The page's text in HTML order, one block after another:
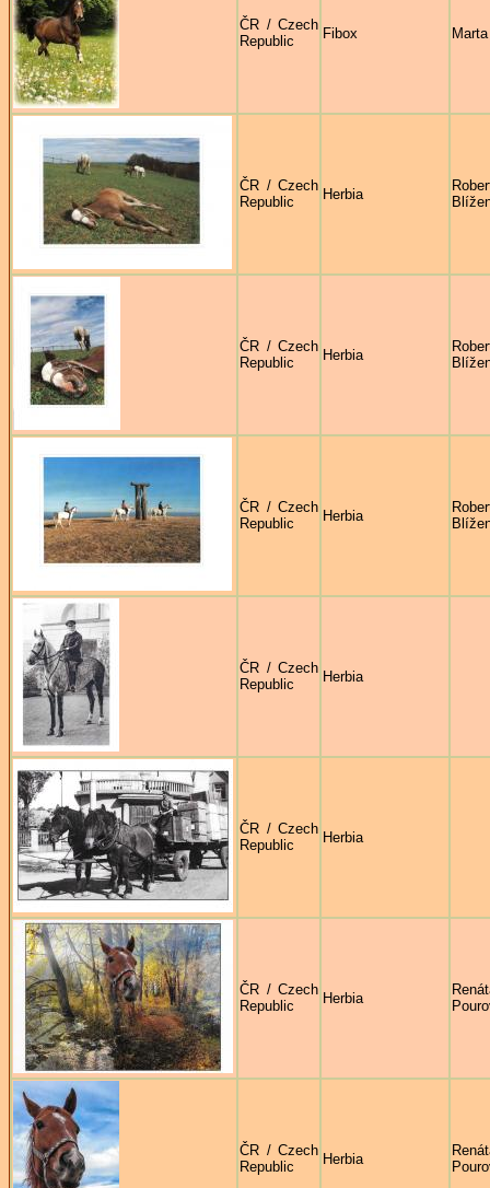
ČR / Czech
Republic
Fibox
ČR / Czech
Republic
Herbia
ČR / Czech
Republic
Herbia
ČR / Czech
Republic
Herbia
ČR / Czech
Republic
Herbia
ČR / Czech
Republic
Herbia
ČR / Czech
Republic
Herbia
ČR / Czech
Republic
Herbia